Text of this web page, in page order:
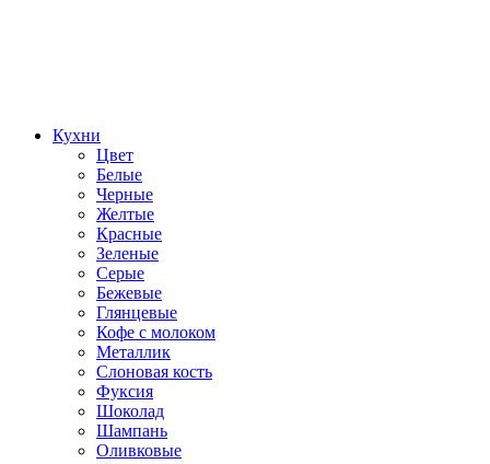
Кухни
Цвет
Белые
Черные
Желтые
Красные
Зеленые
Серые
Бежевые
Глянцевые
Кофе с молоком
Металлик
Слоновая кость
Фуксия
Шоколад
Шампань
Оливковые